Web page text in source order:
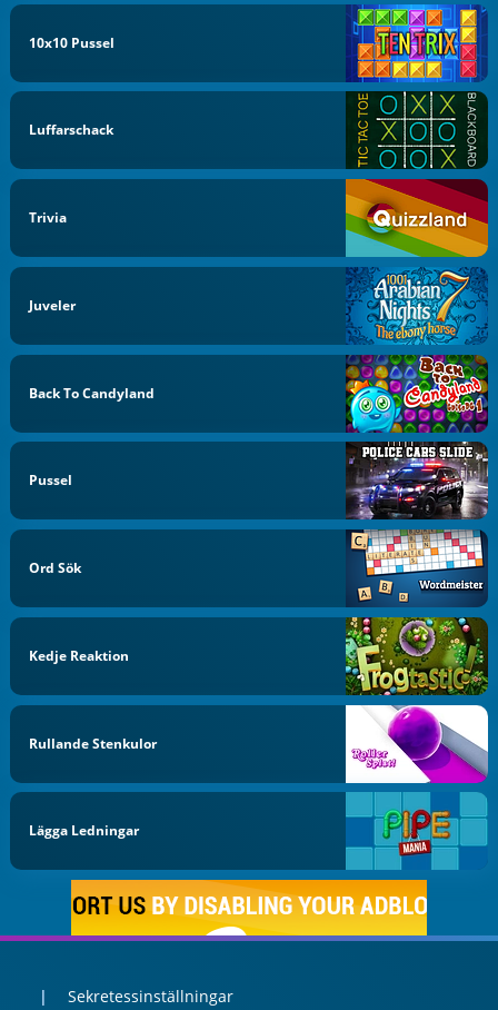
10x10 Pussel
Luffarschack
Trivia
Juveler
Back To Candyland
Pussel
Ord Sök
Kedje Reaktion
Rullande Stenkulor
Lägga Ledningar
Sekretessinställningar